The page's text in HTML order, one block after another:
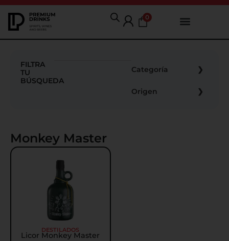
0
FILTRA
TU
BÚSQUEDA
Categoría
Origen
Monkey Master
DESTILADOS
Licor Monkey Master